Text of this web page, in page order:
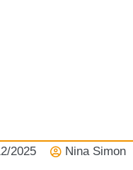
V2 !
2025 Nina Simon